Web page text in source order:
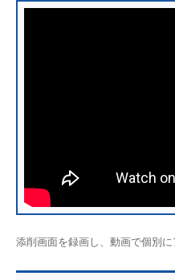
添削画面を録画し、動画で個別に